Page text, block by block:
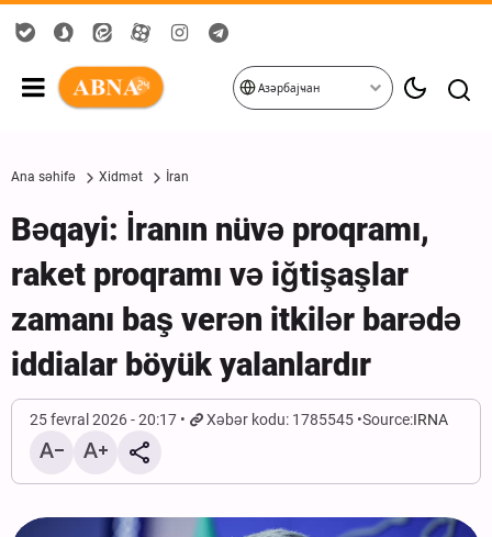
Азәрбајҹан
Ana səhifə Xidmət İran
Bəqayi: İranın nüvə proqramı,
raket proqramı və iğtişaşlar
zamanı baş verən itkilər barədə
iddialar böyük yalanlardır
25 fevral 2026 - 20:17 Xəbər kodu: 1785545 Source:IRNA